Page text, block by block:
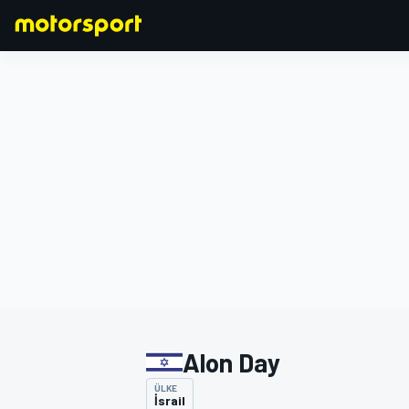
Alon Day
ÜLKE
İsrail